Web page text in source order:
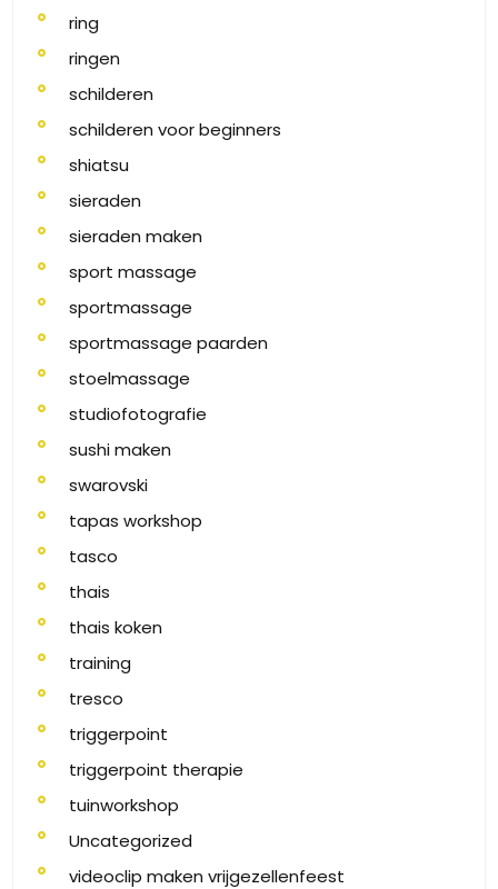
ring
ringen
schilderen
schilderen voor beginners
shiatsu
sieraden
sieraden maken
sport massage
sportmassage
sportmassage paarden
stoelmassage
studiofotografie
sushi maken
swarovski
tapas workshop
tasco
thais
thais koken
training
tresco
triggerpoint
triggerpoint therapie
tuinworkshop
Uncategorized
videoclip maken vrijgezellenfeest